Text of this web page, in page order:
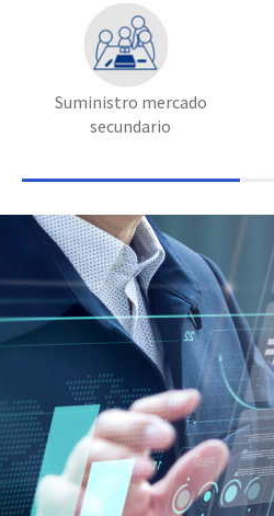
Suministro mercado
secundario